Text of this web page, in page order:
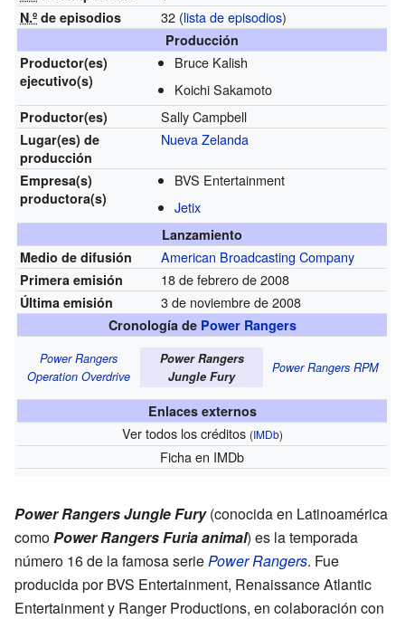
N.º de episodios 32 (lista de episodios)
Producción
Productor(es)
ejecutivo(s)
Bruce Kalish
Koichi Sakamoto
Productor(es) Sally Campbell
Lugar(es) de
producción
Nueva Zelanda
Empresa(s)
productora(s)
BVS Entertainment
Jetix
Lanzamiento
Medio de difusión
American Broadcasting Company
Primera emisión 18 de febrero de 2008
Última emisión 3 de noviembre de 2008
Cronología de Power Rangers
Power Rangers
Operation Overdrive
Power Rangers
Jungle Fury
Power Rangers RPM
Enlaces externos
Ver todos los créditos (IMDb)
Fichaen IMDb
Power Rangers Jungle Fury(conocida en Latinoamérica
comoPower Rangers Furia animal) es la temporada
número 16 de la famosa seriePower Rangers. Fue
producida por BVS Entertainment, Renaissance Atlantic
Entertainment y Ranger Productions, en colaboración con